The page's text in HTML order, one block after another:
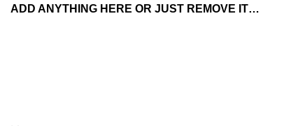
ADD ANYTHING HERE OR JUST REMOVE IT…